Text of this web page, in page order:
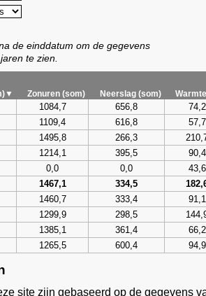
de einddatum om de gegevens
te zien.
Zonuren (som) Neerslag (som)
1084,7 656,8 74,2
1109,4 616,8 57,7
1495,8 266,3
1214,1 395,5 90,4
0,0 0,0 43,6
1467,1 334,5
1460,7 333,4 91,1
1299,9 298,5
1385,1 361,4 66,2
1265,5 600,4 94,9
site zijn gebaseerd op de gegevens